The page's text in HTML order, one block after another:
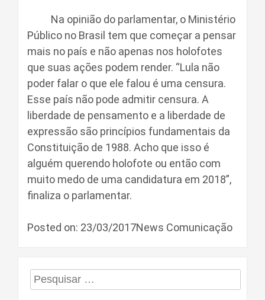
Na opinião do parlamentar, o Ministério
Público no Brasil tem que começar a pensar
mais no país e não apenas nos holofotes
que suas ações podem render. “Lula não
poder falar o que ele falou é uma censura.
Esse país não pode admitir censura. A
liberdade de pensamento e a liberdade de
expressão são princípios fundamentais da
Constituição de 1988. Acho que isso é
alguém querendo holofote ou então com
muito medo de uma candidatura em 2018”,
finaliza o parlamentar.
Posted on: 23/03/2017News Comunicação
Pesquisar
por: